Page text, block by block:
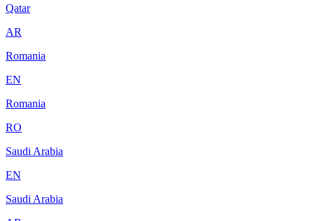
Qatar
AR
Romania
EN
Romania
RO
Saudi Arabia
EN
Saudi Arabia